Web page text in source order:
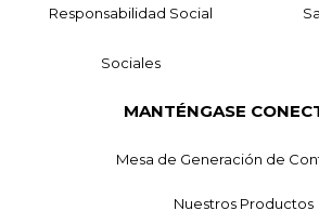
Responsabilidad Social
Sociales
MANTÉNGASE
Mesa de Generación de
Nuestros Productos